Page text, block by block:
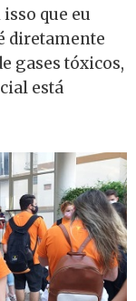
que eu
diretamente
gases tóxicos,
está